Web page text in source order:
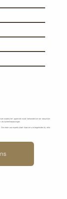
waarbij het oppervlak wordt behandeld om de natuurlijke
als buitentoepassingen.
team van experts staat klaar om u te begeleiden bij elke